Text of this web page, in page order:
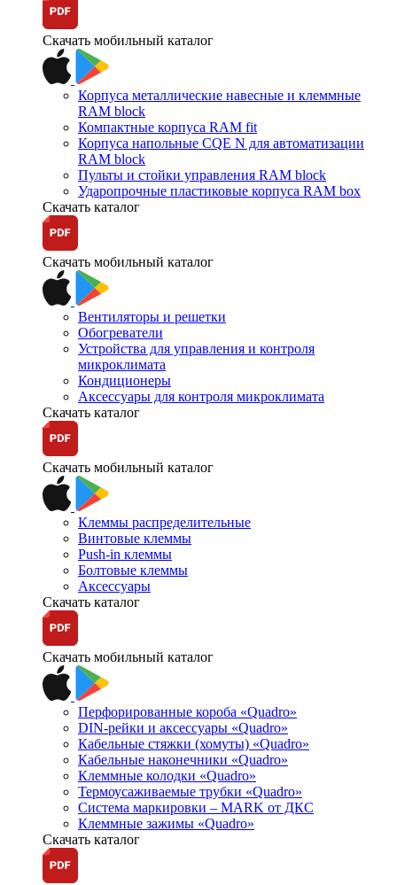
Скачать мобильный каталог
Корпуса металлические навесные и клеммные
RAM block
Компактные корпуса RAM fit
Корпуса напольные CQE N для автоматизации
RAM block
Пульты и стойки управления RAM block
Ударопрочные пластиковые корпуса RAM box
Скачать каталог
Скачать мобильный каталог
Вентиляторы и решетки
Обогреватели
Устройства для управления и контроля
микроклимата
Кондиционеры
Аксессуары для контроля микроклимата
Скачать каталог
Скачать мобильный каталог
Клеммы распределительные
Винтовые клеммы
Push-in клеммы
Болтовые клеммы
Аксессуары
Скачать каталог
Скачать мобильный каталог
Перфорированные короба «Quadro»
DIN-рейки и аксессуары «Quadro»
Кабельные стяжки (хомуты) «Quadro»
Кабельные наконечники «Quadro»
Клеммные колодки «Quadro»
Термоусаживаемые трубки «Quadro»
Система маркировки – MARK от ДКС
Клеммные зажимы «Quadro»
Скачать каталог